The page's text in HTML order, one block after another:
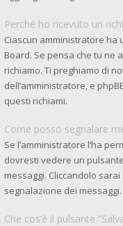
Perché ho ricevuto un
Ciascun amministratore
Board. Se pensa che tu ne
richiamo. Ti preghiamo di
dell’amministratore, e
questi richiami.
Come posso segnalare
Se l’amministratore l’ha
dovresti vedere un
messaggi. Cliccandolo
segnalazione dei messaggi.
Che cos’è il pulsante